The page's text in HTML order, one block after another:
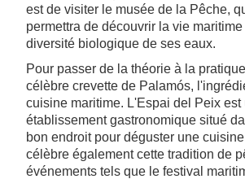
est de visiter le musée de la Pêche,
permettra de découvrir la vie
diversité biologique de ses eaux.
Pour passer de la théorie à la
célèbre crevette de Palamós,
cuisine maritime. L'Espai del Peix est
établissement gastronomique situé
bon endroit pour déguster une
célèbre également cette tradition de
événements tels que le festival